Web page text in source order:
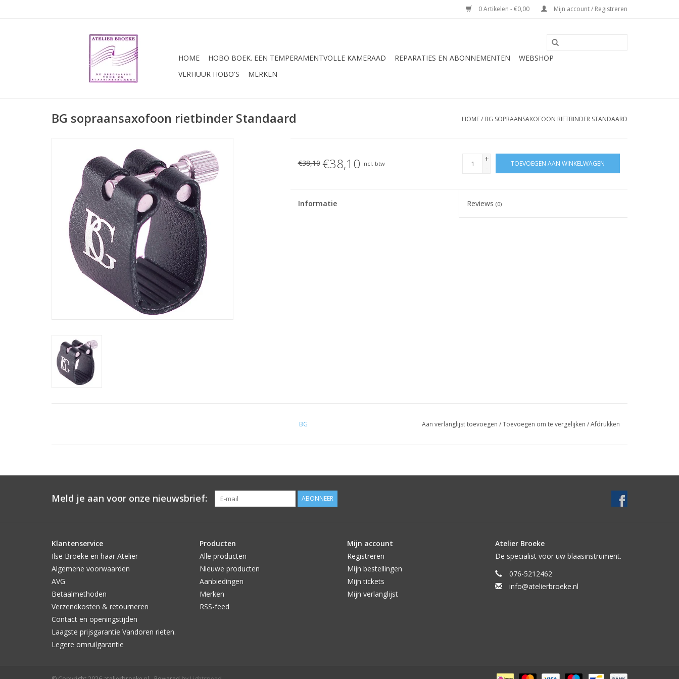
0 Artikelen - €0,00 Mijn account / Registreren
HOME HOBO BOEK. EEN TEMPERAMENTVOLLE KAMERAAD REPARATIES EN ABONNEMENTEN
WEBSHOP
VERHUUR HOBO'S
MERKEN
BG sopraansaxofoon rietbinder Standaard HOME/ BG SOPRAANSAXOFOON RIETBINDER STANDAARD
€38,10 €38,10 Incl. btw
+
-
TOEVOEGEN AAN WINKELWAGEN
Informatie Reviews(0)
BG Aan verlanglijst toevoegen /Toevoegen om te vergelijken /Afdrukken
Meld je aan voor onze nieuwsbrief: ABONNEER
Klantenservice
Ilse Broeke en haar Atelier
Algemene voorwaarden
AVG
Betaalmethoden
Verzendkosten & retourneren
Contact en openingstijden
Laagste prijsgarantie Vandoren rieten.
Legere omruilgarantie
Producten
Alle producten
Nieuwe producten
Aanbiedingen
Merken
RSS-feed
Mijn account
Registreren
Mijn bestellingen
Mijn tickets
Mijn verlanglijst
Atelier Broeke
De specialist voor uw blaasinstrument.
076-5212462
info@atelierbroeke.nl